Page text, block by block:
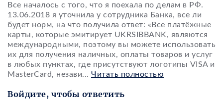
Все началось с того, что я поехала по делам в РФ.
13.06.2018 я уточнила у сотрудника Банка, все ли
будет норм, на что получила ответ: «Все платёжные
карты, которые эмитирует UKRSIBBANK, являются
международными, поэтому вы можете использовать
их для получения наличных, оплаты товаров и услуг
в любых пунктах, где присутствуют логотипы VISA и
MasterCard, незави... Читать полностью
Войдите, чтобы ответить